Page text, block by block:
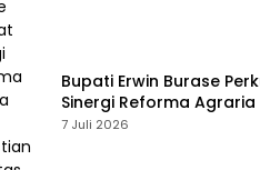
Bupati Erwin Burase
Sinergi Reforma
Kepastian Hak Atas
7 Juli 2026